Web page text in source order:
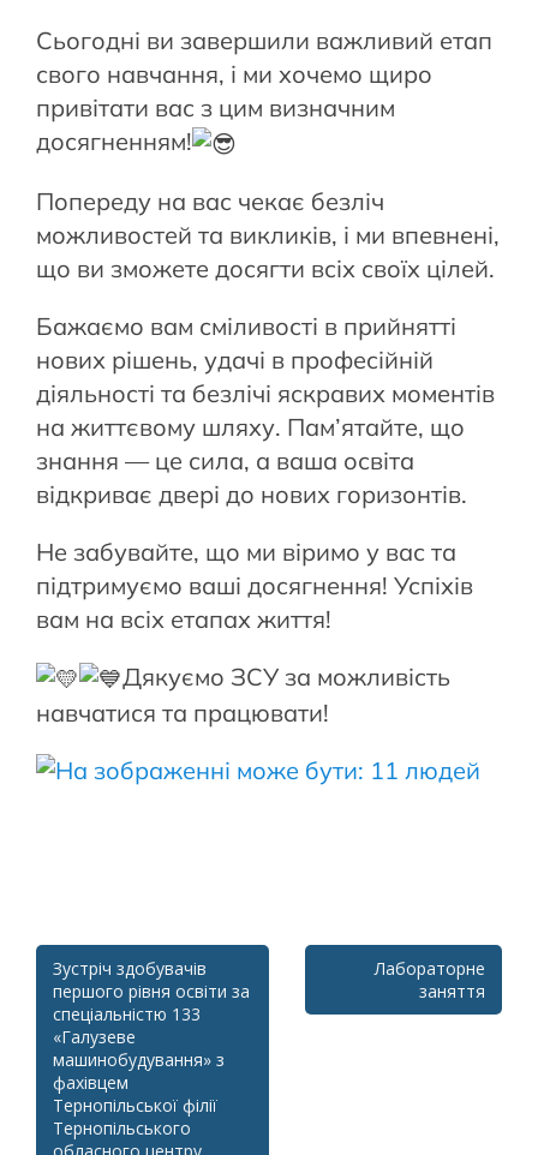
Сьогодні ви завершили важливий етап
свого навчання, і ми хочемо щиро
привітати вас з цим визначним
досягненням!
Попереду на вас чекає безліч
можливостей та викликів, і ми впевнені,
що ви зможете досягти всіх своїх цілей.
Бажаємо вам сміливості в прийнятті
нових рішень, удачі в професійній
діяльності та безлічі яскравих моментів
на життєвому шляху. Пам’ятайте, що
знання — це сила, а ваша освіта
відкриває двері до нових горизонтів.
Не забувайте, що ми віримо у вас та
підтримуємо ваші досягнення! Успіхів
вам на всіх етапах життя!
Дякуємо ЗСУ за можливість
навчатися та працювати!
Post
navigation
Зустріч здобувачів
першого рівня освіти за
спеціальністю 133
«Галузеве
машинобудування» з
фахівцем
Тернопільської філії
Тернопільського
Лабораторне
заняття